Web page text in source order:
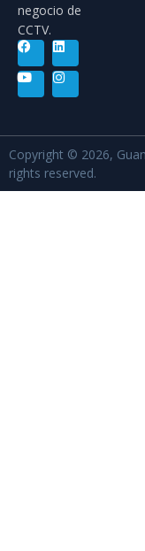
negocio de
CCTV.
Copyright © 2026,
rights reserved.